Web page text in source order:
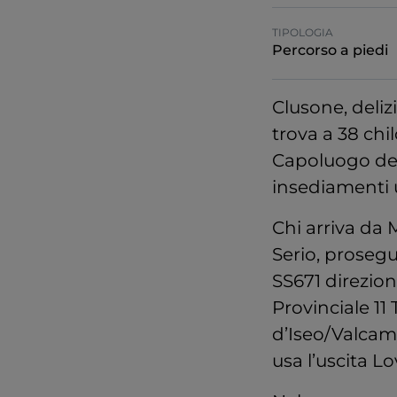
TIPOLOGIA
Percorso a piedi
Clusone,
trova a 38
Capoluogo
insediamenti
Chi arriva da
Serio,
SS671
Provinciale
d’Iseo/
usa l’uscita